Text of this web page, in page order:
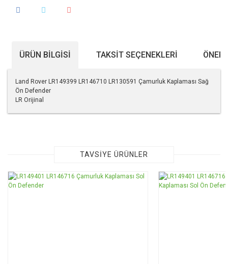
ÜRÜN BILGISI TAKSIT SEÇENEKLERI
Land Rover LR149399 LR146710 LR130591 Çamurluk Kaplaması Sağ
Ön Defender
LR Orijinal
Görüş ve önerileriniz için teşekkür ederiz.
Ürün resmi kalitesiz, bozuk veya görüntülenemiyor.
TAVSİYE ÜRÜNLER